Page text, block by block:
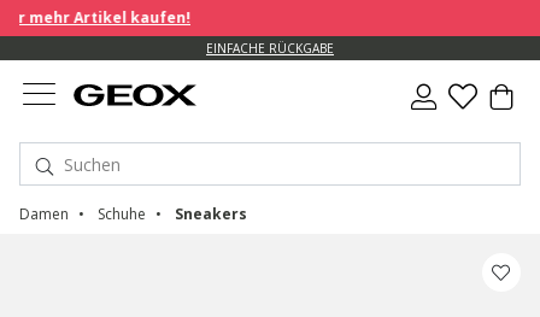
mehr Artikel kaufen!
EINFACHE RÜCKGABE
Damen Schuhe Sneakers